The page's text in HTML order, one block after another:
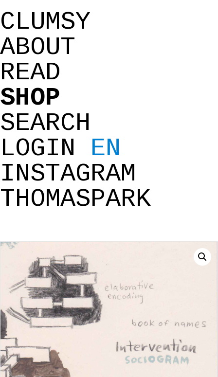
CLUMSY
ABOUT
READ
SHOP
SEARCH
LOGIN
EN
INSTAGRAM
THOMASPARK